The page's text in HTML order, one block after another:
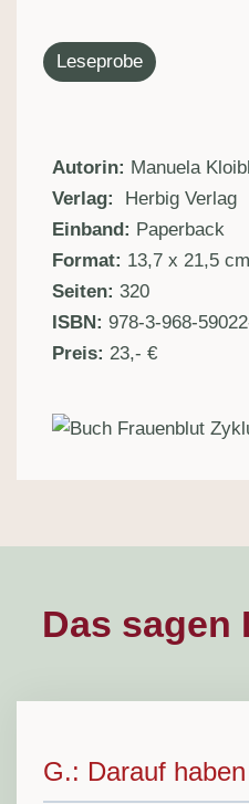
Leseprobe
Autorin: Manuela
Verlag: ‎ Herbig Verlag
Einband: Paperback
Format: ‎ 13,7 x 21,5 cm
Seiten: ‎ 320
ISBN: 978-3-968-
Preis: 23,- €
Das sagen
G.: Darauf